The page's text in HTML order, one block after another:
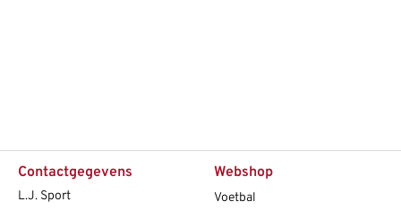
Contactgegevens
L.J. Sport
Webshop
Voetbal